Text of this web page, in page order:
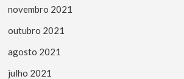
novembro 2021
outubro 2021
agosto 2021
julho 2021